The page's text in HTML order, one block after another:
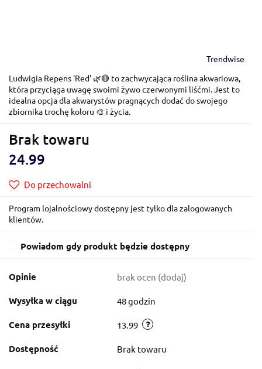
Trendwise
Ludwigia Repens 'Red' 🌿🔴 to zachwycająca roślina akwariowa,
która przyciąga uwagę swoimi żywo czerwonymi liśćmi. Jest to
idealna opcja dla akwarystów pragnących dodać do swojego
zbiornika trochę koloru 🎨 i życia.
Brak towaru
24.99
Do przechowalni
Program lojalnościowy dostępny jest tylko dla zalogowanych
klientów.
Powiadom gdy produkt będzie dostępny
Opinie brak ocen (dodaj)
Wysyłka w ciągu 48 godzin
Cena przesyłki 13.99
Dostępność Brak towaru